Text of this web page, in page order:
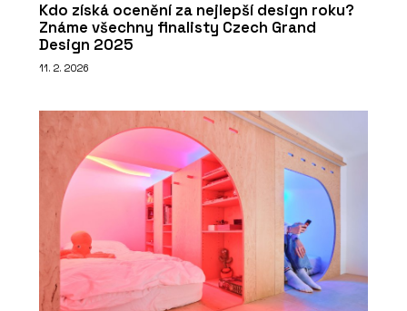
Kdo získá ocenění za nejlepší design roku?
Známe všechny finalisty Czech Grand
Design 2025
11. 2. 2026